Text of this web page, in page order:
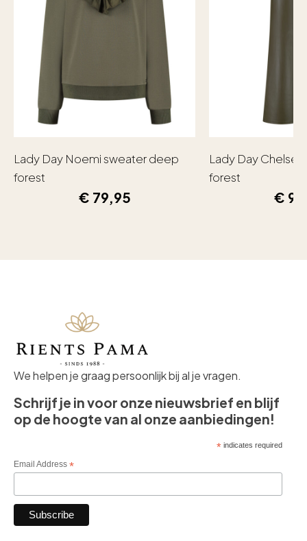
Lady Day Noemi sweater deep
forest
€ 79,95
Lady Day
forest
€
We helpen je graag persoonlijk bij al je vragen.
Schrijf je in voor onze nieuwsbrief en blijf
op de hoogte van al onze aanbiedingen!
*indicates required
Email Address *